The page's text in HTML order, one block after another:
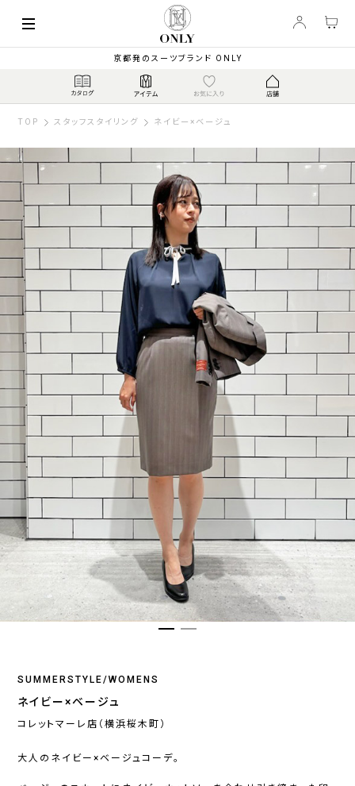
京都発のスーツブランド ONLY
TOP スタッフスタイリング ネイビー×ベージュ
SUMMERSTYLE/WOMENS
ネイビー×ベージュ
コレットマーレ店（横浜桜木町）
大人のネイビー×ベージュコーデ。